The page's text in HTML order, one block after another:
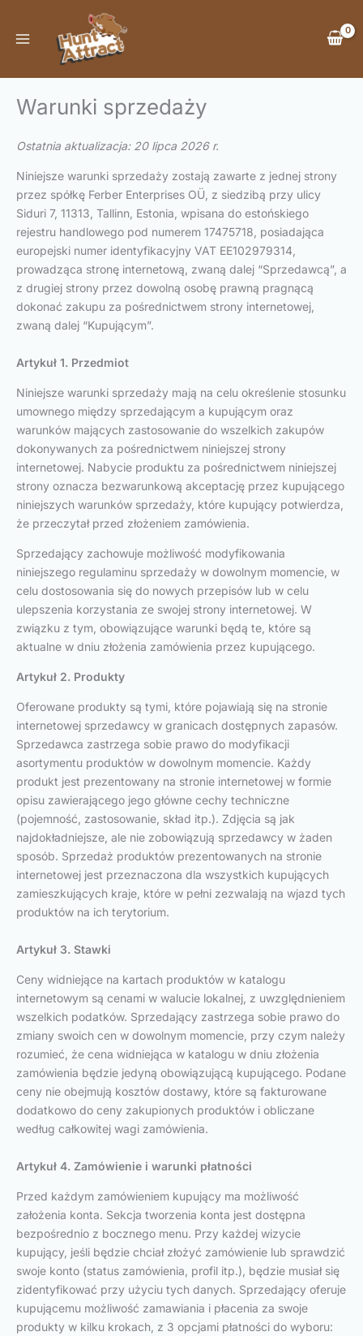
treści
Warunki sprzedaży
Ostatnia aktualizacja: 20 lipca 2026 r.
Niniejsze warunki sprzedaży zostają zawarte z jednej strony
przez spółkę Ferber Enterprises OÜ, z siedzibą przy ulicy
Siduri 7, 11313, Tallinn, Estonia, wpisana do estońskiego
rejestru handlowego pod numerem 17475718, posiadająca
europejski numer identyfikacyjny VAT EE102979314,
prowadząca stronę internetową, zwaną dalej “Sprzedawcą”, a
z drugiej strony przez dowolną osobę prawną pragnącą
dokonać zakupu za pośrednictwem strony internetowej,
zwaną dalej “Kupującym”.
Artykuł 1. Przedmiot
Niniejsze warunki sprzedaży mają na celu określenie stosunku
umownego między sprzedającym a kupującym oraz
warunków mających zastosowanie do wszelkich zakupów
dokonywanych za pośrednictwem niniejszej strony
internetowej. Nabycie produktu za pośrednictwem niniejszej
strony oznacza bezwarunkową akceptację przez kupującego
niniejszych warunków sprzedaży, które kupujący potwierdza,
że przeczytał przed złożeniem zamówienia.
Sprzedający zachowuje możliwość modyfikowania
niniejszego regulaminu sprzedaży w dowolnym momencie, w
celu dostosowania się do nowych przepisów lub w celu
ulepszenia korzystania ze swojej strony internetowej. W
związku z tym, obowiązujące warunki będą te, które są
aktualne w dniu złożenia zamówienia przez kupującego.
Artykuł 2. Produkty
Oferowane produkty są tymi, które pojawiają się na stronie
internetowej sprzedawcy w granicach dostępnych zapasów.
Sprzedawca zastrzega sobie prawo do modyfikacji
asortymentu produktów w dowolnym momencie. Każdy
produkt jest prezentowany na stronie internetowej w formie
opisu zawierającego jego główne cechy techniczne
(pojemność, zastosowanie, skład itp.). Zdjęcia są jak
najdokładniejsze, ale nie zobowiązują sprzedawcy w żaden
sposób. Sprzedaż produktów prezentowanych na stronie
internetowej jest przeznaczona dla wszystkich kupujących
zamieszkujących kraje, które w pełni zezwalają na wjazd tych
produktów na ich terytorium.
Artykuł 3. Stawki
Ceny widniejące na kartach produktów w katalogu
internetowym są cenami w walucie lokalnej, z uwzględnieniem
wszelkich podatków. Sprzedający zastrzega sobie prawo do
zmiany swoich cen w dowolnym momencie, przy czym należy
rozumieć, że cena widniejąca w katalogu w dniu złożenia
zamówienia będzie jedyną obowiązującą kupującego. Podane
ceny nie obejmują kosztów dostawy, które są fakturowane
dodatkowo do ceny zakupionych produktów i obliczane
według całkowitej wagi zamówienia.
Artykuł 4. Zamówienie i warunki płatności
Przed każdym zamówieniem kupujący ma możliwość
założenia konta. Sekcja tworzenia konta jest dostępna
bezpośrednio z bocznego menu. Przy każdej wizycie
kupujący, jeśli będzie chciał złożyć zamówienie lub sprawdzić
swoje konto (status zamówienia, profil itp.), będzie musiał się
zidentyfikować przy użyciu tych danych. Sprzedający oferuje
kupującemu możliwość zamawiania i płacenia za swoje
produkty w kilku krokach, z 3 opcjami płatności do wyboru: